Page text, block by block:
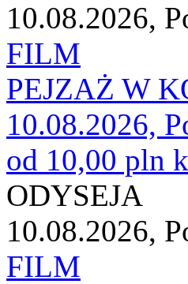
10.08.2026,
FILM
PEJZAŻ W
10.08.2026,
od 10,00 pln
ODYSEJA
10.08.2026,
FILM